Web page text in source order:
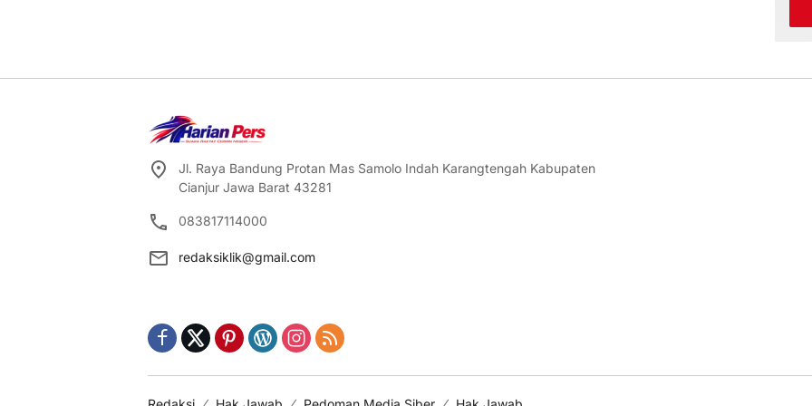
Jl. Raya Bandung Protan Mas Samolo Indah Karangtengah Kabupaten
Cianjur Jawa Barat 43281
083817114000
redaksiklik@gmail.com